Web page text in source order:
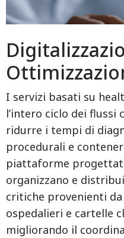
I servizi basati su
l’intero ciclo dei flussi
ridurre i tempi di
procedurali e
piattaforme
organizzano e
critiche provenienti
ospedalieri e cartelle
migliorando il